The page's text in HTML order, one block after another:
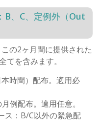
B、C、定例外（Out
の2ヶ月間に提供された
を含みます。
時間）配布。適用必
例配布。適用任意。
ス：B/C以外の緊急配